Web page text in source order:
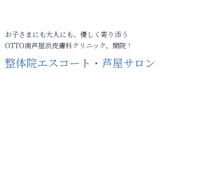
お子さまにも大人にも、優しく寄り添う
OTTO南芦屋浜皮膚科クリニック、開院！
整体院エスコート・芦屋サロン